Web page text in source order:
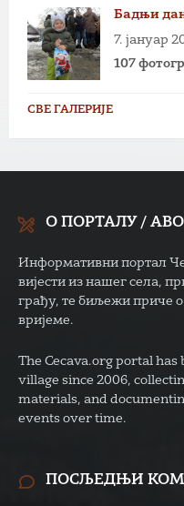
Бадњи
7. јануар
107
СВЕ ГАЛЕРИЈЕ
О ПОРТАЛУ /
Информативни портал
вијести из нашег села,
грађу, те биљежи приче
вријеме.
The Cecava.org portal
village since 2006,
materials, and
events over time.
ПОСЉЕДЊИ